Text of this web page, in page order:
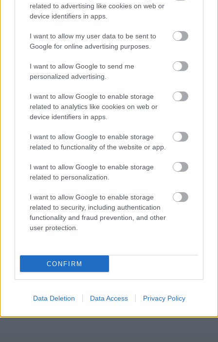
related to advertising like cookies on web or
device identifiers in apps.
I want to allow my user data to be sent to
Google for online advertising purposes.
I want to allow Google to send me
personalized advertising.
I want to allow Google to enable storage
related to analytics like cookies on web or
device identifiers in apps.
I want to allow Google to enable storage
related to functionality of the website or app.
I want to allow Google to enable storage
related to personalization.
I want to allow Google to enable storage
related to security, including authentication
functionality and fraud prevention, and other
user protection.
CONFIRM
Data Deletion Data Access Privacy Policy